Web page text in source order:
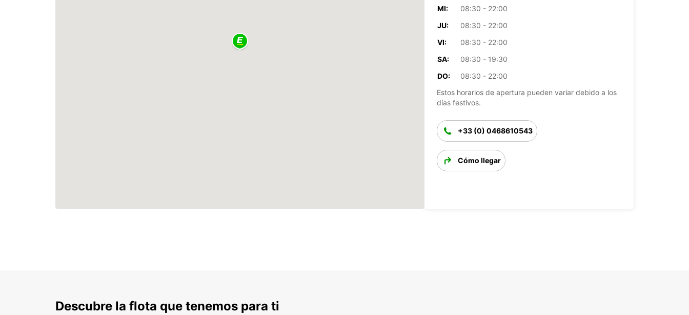
MI:
08:30 - 22:00
JU:
08:30 - 22:00
VI:
08:30 - 22:00
SA:
08:30 - 19:30
DO:
08:30 - 22:00
Estos horarios de apertura pueden variar debido a los
días festivos.
+33 (0) 0468610543
Cómo llegar
Descubre la flota que tenemos para ti